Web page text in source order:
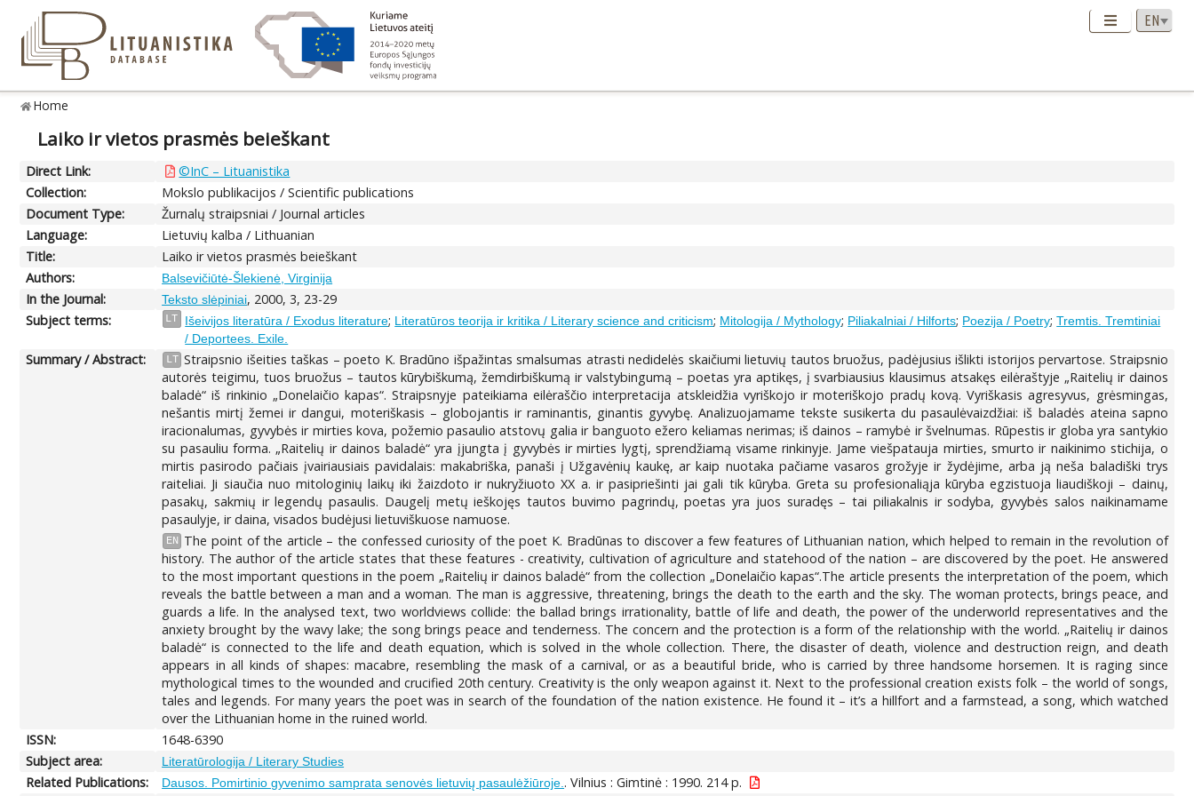
Home
Laiko ir vietos prasmės beieškant
Direct Link:
©InC – Lituanistika
Collection:
Mokslo publikacijos / Scientific publications
Document Type:
Žurnalų straipsniai / Journal articles
Language:
Lietuvių kalba / Lithuanian
Title:
Laiko ir vietos prasmės beieškant
Authors:
Balsevičiūtė-Šlekienė, Virginija
In the Journal: Teksto slėpiniai, 2000, 3, 23-29
Subject terms:
LT Išeivijos literatūra / Exodus literature; Literatūros teorija ir kritika / Literary science and criticism; Mitologija / Mythology; Piliakalniai / Hilforts; Poezija / Poetry;Tremtis. Tremtiniai
/ Deportees. Exile.
Summary / Abstract: LT Straipsnio išeities taškas – poeto K. Bradūno išpažintas smalsumas atrasti nedidelės skaičiumi lietuvių tautos bruožus, padėjusius išlikti istorijos pervartose. Straipsnio
autorės teigimu, tuos bruožus – tautos kūrybiškumą, žemdirbiškumą ir valstybingumą – poetas yra aptikęs, į svarbiausius klausimus atsakęs eilėraštyje „Raitelių ir dainos
baladė“ iš rinkinio „Donelaičio kapas“. Straipsnyje pateikiama eilėraščio interpretacija atskleidžia vyriškojo ir moteriškojo pradų kovą. Vyriškasis agresyvus, grėsmingas,
nešantis mirtį žemei ir dangui, moteriškasis – globojantis ir raminantis, ginantis gyvybę. Analizuojamame tekste susikerta du pasaulėvaizdžiai: iš baladės ateina sapno
iracionalumas, gyvybės ir mirties kova, požemio pasaulio atstovų galia ir banguoto ežero keliamas nerimas; iš dainos – ramybė ir švelnumas. Rūpestis ir globa yra santykio
su pasauliu forma. „Raitelių ir dainos baladė“ yra įjungta į gyvybės ir mirties lygtį, sprendžiamą visame rinkinyje. Jame viešpatauja mirties, smurto ir naikinimo stichija, o
mirtis pasirodo pačiais įvairiausiais pavidalais: makabriška, panaši į Užgavėnių kaukę, ar kaip nuotaka pačiame vasaros grožyje ir žydėjime, arba ją neša baladiški trys
raiteliai. Ji siaučia nuo mitologinių laikų iki žaizdoto ir nukryžiuoto XX a. ir pasipriešinti jai gali tik kūryba. Greta su profesionaliąja kūryba egzistuoja liaudiškoji – dainų,
pasakų, sakmių ir legendų pasaulis. Daugelį metų ieškojęs tautos buvimo pagrindų, poetas yra juos suradęs – tai piliakalnis ir sodyba, gyvybės salos naikinamame
pasaulyje, ir daina, visados budėjusi lietuviškuose namuose.
EN
The point of the article – the confessed curiosity of the poet K. Bradūnas to discover a few features of Lithuanian nation, which helped to remain in the revolution of
history. The author of the article states that these features - creativity, cultivation of agriculture and statehood of the nation – are discovered by the poet. He answered
to the most important questions in the poem „Raitelių ir dainos baladė“ from the collection „Donelaičio kapas“.The article presents the interpretation of the poem, which
reveals the battle between a man and a woman. The man is aggressive, threatening, brings the death to the earth and the sky. The woman protects, brings peace, and
guards a life. In the analysed text, two worldviews collide: the ballad brings irrationality, battle of life and death, the power of the underworld representatives and the
anxiety brought by the wavy lake; the song brings peace and tenderness. The concern and the protection is a form of the relationship with the world. „Raitelių ir dainos
baladė“ is connected to the life and death equation, which is solved in the whole collection. There, the disaster of death, violence and destruction reign, and death
appears in all kinds of shapes: macabre, resembling the mask of a carnival, or as a beautiful bride, who is carried by three handsome horsemen. It is raging since
mythological times to the wounded and crucified 20th century. Creativity is the only weapon against it. Next to the professional creation exists folk – the world of songs,
tales and legends. For many years the poet was in search of the foundation of the nation existence. He found it – it’s a hillfort and a farmstead, a song, which watched
over the Lithuanian home in the ruined world.
ISSN:
1648-6390
Subject area:
Literatūrologija / Literary Studies
Related Publications: Dausos. Pomirtinio gyvenimo samprata senovės lietuvių pasaulėžiūroje. . Vilnius : Gimtinė : 1990. 214 p.